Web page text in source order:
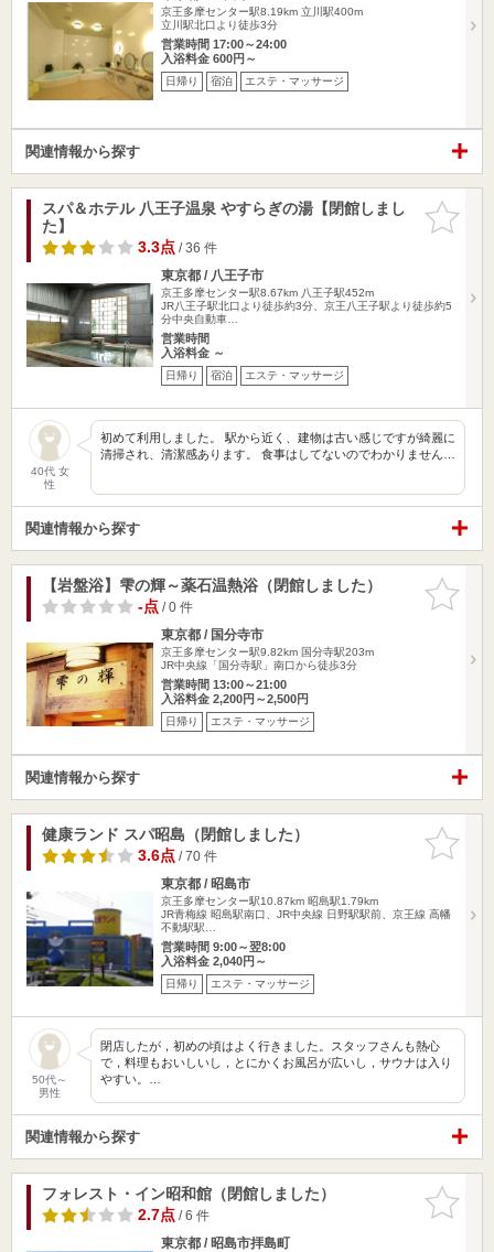
京王多摩センター駅8.19km 立川駅400m
立川駅北口より徒歩3分
営業時間 17:00～24:00
入浴料金 600円～
日帰り 宿泊 エステ・マッサージ
関連情報から探す
お気に入
りに追加
スパ＆ホテル 八王子温泉 やすらぎの湯【閉館しまし
た】
3.3点/ 36 件
東京都 / 八王子市
京王多摩センター駅8.67km 八王子駅452m
JR八王子駅北口より徒歩約3分、京王八王子駅より徒歩約5
分中央自動車…
営業時間
入浴料金 ～
日帰り 宿泊 エステ・マッサージ
40代 女
性
初めて利用しました。 駅から近く、建物は古い感じですが綺麗に
清掃され、清潔感あります。 食事はしてないのでわかりません…
関連情報から探す
お気に入
りに追加
【岩盤浴】雫の輝～薬石温熱浴（閉館しました）
-点/ 0 件
東京都 / 国分寺市
京王多摩センター駅9.82km 国分寺駅203m
JR中央線「国分寺駅」南口から徒歩3分
営業時間 13:00～21:00
入浴料金 2,200円～2,500円
日帰り エステ・マッサージ
関連情報から探す
お気に入
りに追加
健康ランド スパ昭島（閉館しました）
3.6点/ 70 件
東京都 / 昭島市
京王多摩センター駅10.87km 昭島駅1.79km
JR青梅線 昭島駅南口、JR中央線 日野駅駅前、京王線 高幡
不動駅駅…
営業時間 9:00～翌8:00
入浴料金 2,040円～
日帰り エステ・マッサージ
50代～
男性
閉店したが，初めの頃はよく行きました。スタッフさんも熱心
で，料理もおいしいし，とにかくお風呂が広いし，サウナは入り
やすい。…
関連情報から探す
お気に入
りに追加
フォレスト・イン昭和館（閉館しました）
2.7点/ 6 件
東京都 / 昭島市拝島町